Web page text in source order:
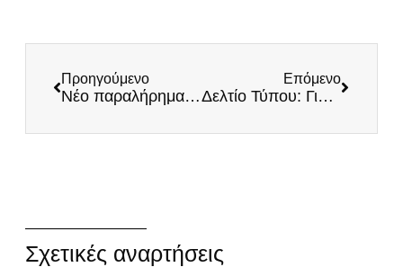
Προηγούμενο
Νέο παραλήρημα Γεωργιάδη: Αχάριστοι στην εστίαση, οι ανεμβολίαστοι φταίνε
Επόμενο
Δελτίο Τύπου: Για τη νέα απόπειρα κατάλυσης του Δημοκρατικού Πολιτεύματος
Σχετικές αναρτήσεις